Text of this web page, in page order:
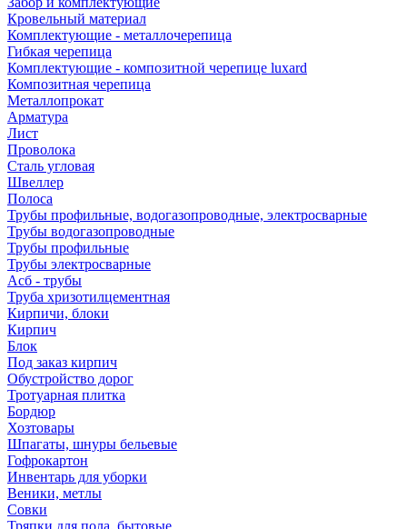
Кровельный материал
Комплектующие - металлочерепица
Гибкая черепица
Комплектующие - композитной черепице luxard
Композитная черепица
Металлопрокат
Арматура
Лист
Проволока
Сталь угловая
Швеллер
Полоса
Трубы профильные, водогазопроводные, электросварные
Трубы водогазопроводные
Трубы профильные
Трубы электросварные
Асб - трубы
Труба хризотилцементная
Кирпичи, блоки
Кирпич
Блок
Под заказ кирпич
Обустройство дорог
Тротуарная плитка
Бордюр
Хозтовары
Шпагаты, шнуры бельевые
Гофрокартон
Инвентарь для уборки
Веники, метлы
Совки
Тряпки для пола, бытовые